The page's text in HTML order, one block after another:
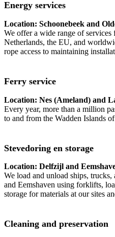
Energy services
Location: Schoonebeek and
We offer a wide range of
Netherlands, the EU, and
rope access to maintaining
Ferry service
Location: Nes (Ameland) and
Every year, more than a million
to and from the Wadden Islands
Stevedoring en storage
Location: Delfzijl and
We load and unload ships,
and Eemshaven using forklifts,
storage for materials at our sites
Cleaning and preservation